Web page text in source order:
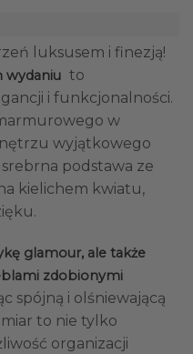
luksusem i finezją!
wydaniu to
i funkcjonalności.
w
wyjątkowego
podstawa ze
kielichem kwiatu,
glamour, ale także
zdobionymi
spójną i olśniewającą
to nie tylko
organizacji